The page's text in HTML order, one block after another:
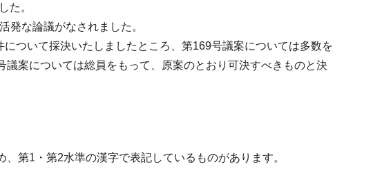
た。
発な論議がなされました。
ついて採決いたしましたところ、第169号議案については多数を
案については総員をもって、原案のとおり可決すべきものと決
第1・第2水準の漢字で表記しているものがあります。